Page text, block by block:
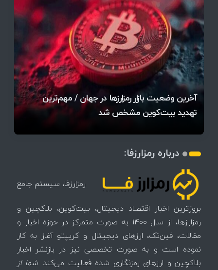
آخرین وضعیت بازار رمزارزها در جهان / مهم‌ترین
تهدید بیت‌کوین مشخص شد
اتفاق تاریخی در بازار رمزارزها / بیت‌کوین سبز شد
قیمت تتر، بیت‌کوین و اتریوم امروز دوشنبه ۵ مرداد
۱۴۰۵ | بیت‌کوین این مرز را از دست بدهد، همه‌چیز
تغییر می‌کند
رقابت پنهان دولت‌ها بر سر بیت‌کوین/ ۱۰ کشور برتر
کدامند؟
اتفاق مهم در بازار رمزارزها / بیت‌کوین وارد فاز تازه شد
تازه‌ترین رسوایی ارز دیجیتال؛ شکایت میلیاردی روی
میز / ۶۲۲ بیت‌کوین کجا رفت؟
بحران بدهی شرکت‌ها و خطر فروش اجباری میلیاردها
دلار بیت‌کوین
آیا بیت‌کوین دوباره به کانال ۴۴ هزار دلار برمی‌گردد؟
درباره رمزارزفا:
رمزارزفا، سیستم جامع
بروزترین اخبار اقتصاد دیجیتال، بیت‌کوین، بلاکچین و
رمزارزها، از سال 1400 به صورت متمرکز در حوزه اخبار و
مقالات، فین‌تک، ارزهای‌ دیجیتال و کریپتو آغاز به کار
نموده است و به صورت تخصصی نیز در بازنشر اخبار
بلاکچین و ارزهای رمزنگاری شده فعالیت می‌کند.شما از